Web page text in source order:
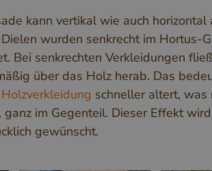
kann vertikal wie auch horizontal
wurden senkrecht im Hortus-
Bei senkrechten Verkleidungen
über das Holz herab. Das
Holzverkleidung schneller altert, was
im Gegenteil. Dieser Effekt
gewünscht.